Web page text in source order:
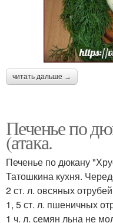
читать дальше →
Печенье по
(атака.
Печенье по дюкану
Татошкина кухня.
2 ст. л. овсяных
1, 5 ст. л. пшеничных
1 ч. л. семян льна не